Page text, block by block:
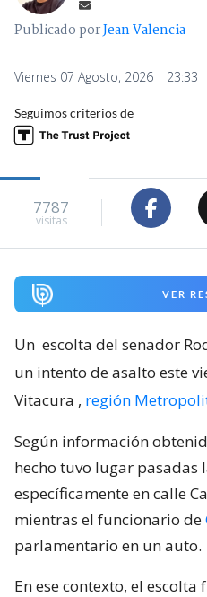
Publicado porJean Valencia
Viernes 07 Agosto, 2026 | 23:33
Seguimos criterios de
7787
visitas
VER
Un escolta del senador
un intento de asalto este
Vitacura , región
Según información
hecho tuvo lugar pasadas
específicamente en calle
mientras el funcionario de
parlamentario en un auto.
En ese contexto, el